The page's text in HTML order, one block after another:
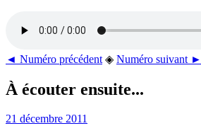
◄ Numéro précédent ◈ Numéro suivant ►
À écouter ensuite...
21 décembre 2011